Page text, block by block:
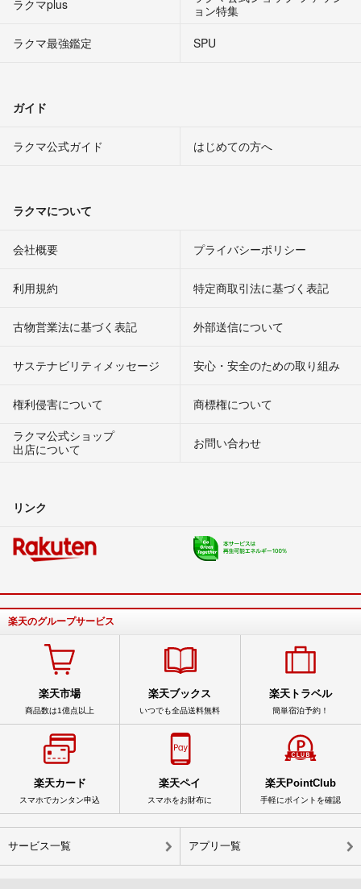
ラクマplus
ョン特集
ラクマ最強鑑定
SPU
ガイド
ラクマ公式ガイド はじめての方へ
ラクマについて
会社概要 プライバシーポリシー
利用規約 特定商取引法に基づく表記
古物営業法に基づく表記 外部送信について
サステナビリティメッセージ 安心・安全のための取り組み
権利侵害について
商標権について
ラクマ公式ショップ
出店について
お問い合わせ
リンク
楽天のグループサービス
楽天市場
商品数は1億点以上
楽天ブックス
いつでも全品送料無料
楽天トラベル
簡単宿泊予約！
楽天カード
スマホでカンタン申込
楽天ペイ
スマホをお財布に
楽天PointClub
手軽にポイントを確認
サービス一覧 アプリ一覧